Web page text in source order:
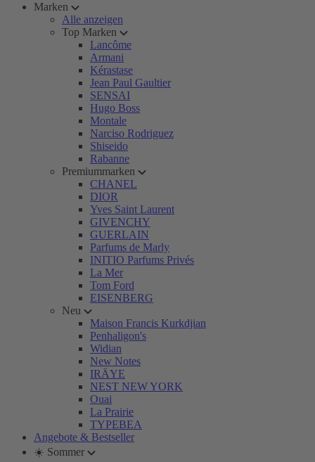
Marken
Alle anzeigen
Top Marken
Lancôme
Armani
Kérastase
Jean Paul Gaultier
SENSAI
Hugo Boss
Montale
Narciso Rodriguez
Shiseido
Rabanne
Premiummarken
CHANEL
DIOR
Yves Saint Laurent
GIVENCHY
GUERLAIN
Parfums de Marly
INITIO Parfums Privés
La Mer
Tom Ford
EISENBERG
Neu
Maison Francis Kurkdjian
Penhaligon's
Widian
New Notes
IRÄYE
NEST NEW YORK
Ouai
La Prairie
TYPEBEA
Angebote & Bestseller
☀️ Sommer